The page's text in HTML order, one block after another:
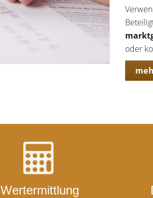
oder
Wertermittlung